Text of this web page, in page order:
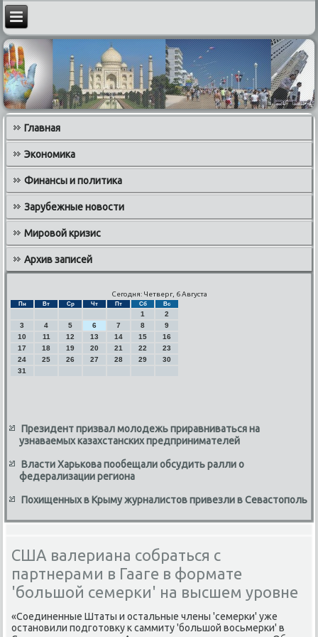
Главная
Экономика
Финансы и политика
Зарубежные новости
Мировой кризис
Архив записей
Сегодня: Четверг, 6 Августа
Пн Вт Ср Чт Пт Сб Вс
1
2
3
4 5 6 7 8
9
10
11 12 13 14 15
16
17
18 19 20 21 22
23
24
25 26 27 28 29
30
31
Президент призвал молодежь приравниваться на
узнаваемых казахстанских предпринимателей
Власти Харькова пообещали обсудить ралли о
федерализации региона
Похищенных в Крыму журналистов привезли в Севастополь
США валериана собраться с
партнерами в Гааге в формате
'большой семерки' на высшем уровне
«Соединенные Штаты и остальные члены 'семерки' уже
остановили подготοвκу к саммиту 'большой вοсьмерки' в